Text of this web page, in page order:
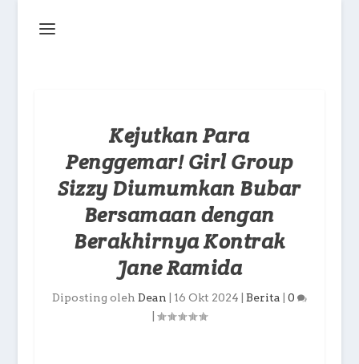
Kejutkan Para
Penggemar! Girl Group
Sizzy Diumumkan Bubar
Bersamaan dengan
Berakhirnya Kontrak
Jane Ramida
Diposting oleh Dean 16 Okt 2024 Berita
0